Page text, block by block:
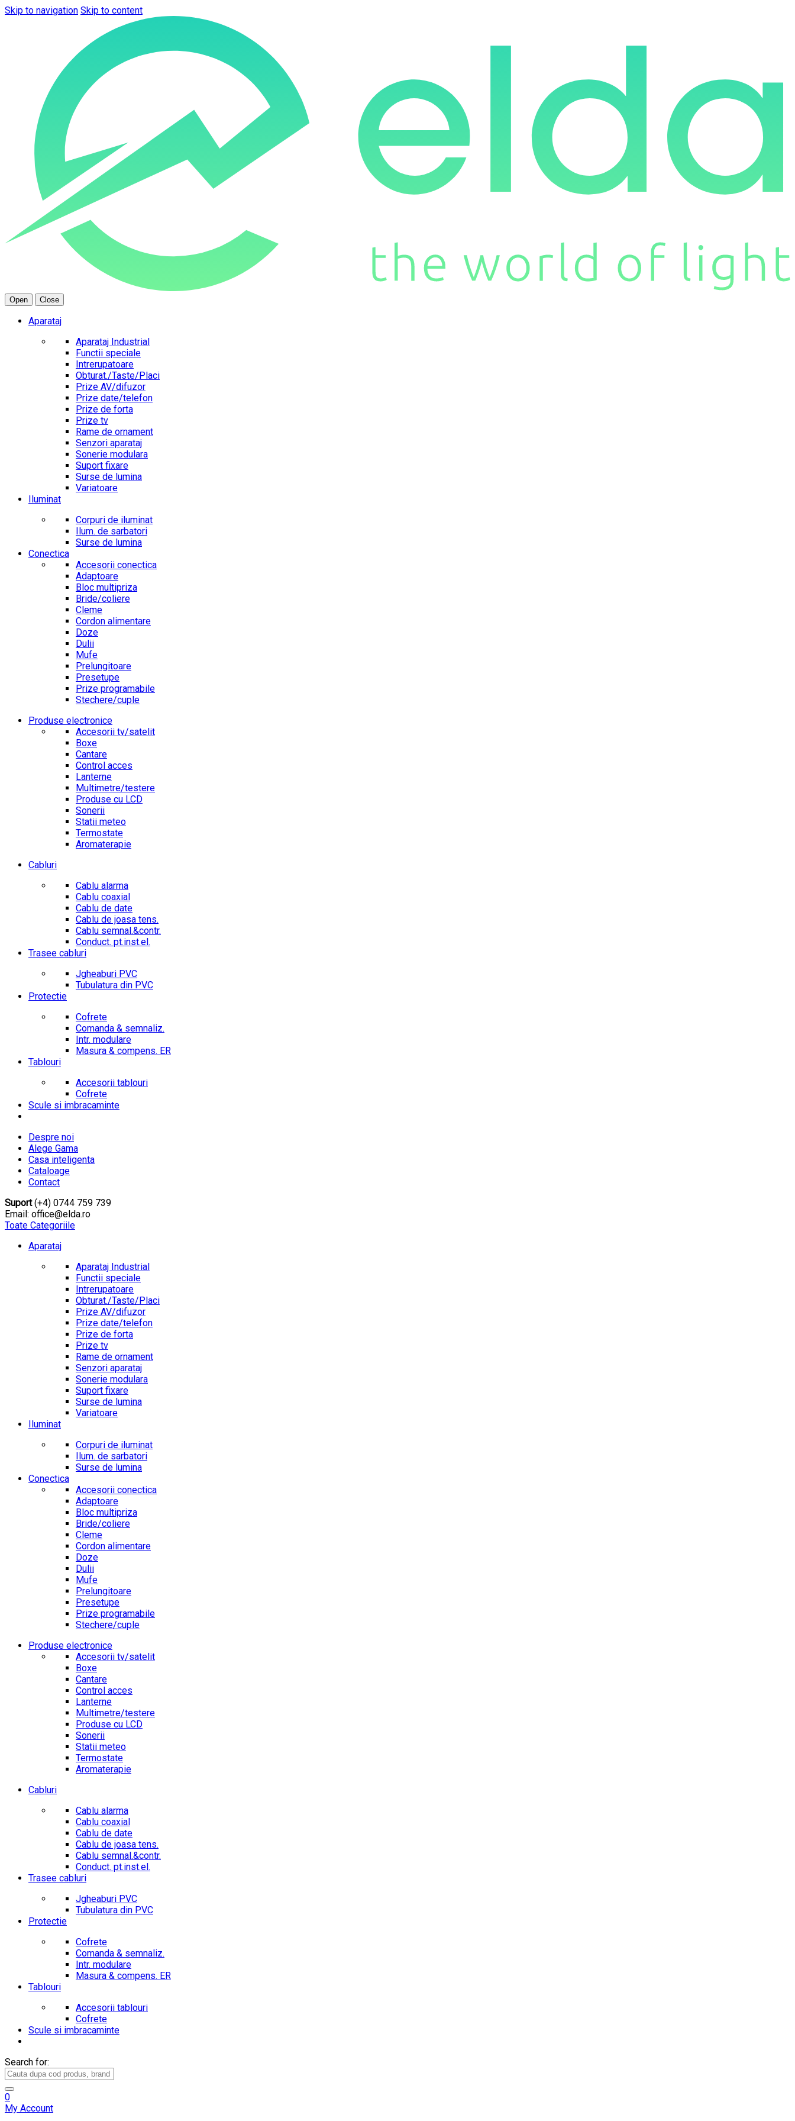
Skip to navigation Skip to content
Open Close
Aparataj
Aparataj Industrial
Functii speciale
Intrerupatoare
Obturat./Taste/Placi
Prize AV/difuzor
Prize date/telefon
Prize de forta
Prize tv
Rame de ornament
Senzori aparataj
Sonerie modulara
Suport fixare
Surse de lumina
Variatoare
Iluminat
Corpuri de iluminat
Ilum. de sarbatori
Surse de lumina
Conectica
Accesorii conectica
Adaptoare
Bloc multipriza
Bride/coliere
Cleme
Cordon alimentare
Doze
Dulii
Mufe
Prelungitoare
Presetupe
Prize programabile
Stechere/cuple
Produse electronice
Accesorii tv/satelit
Boxe
Cantare
Control acces
Lanterne
Multimetre/testere
Produse cu LCD
Sonerii
Statii meteo
Termostate
Aromaterapie
Cabluri
Cablu alarma
Cablu coaxial
Cablu de date
Cablu de joasa tens.
Cablu semnal.&contr.
Conduct. pt.inst.el.
Trasee cabluri
Jgheaburi PVC
Tubulatura din PVC
Protectie
Cofrete
Comanda & semnaliz.
Intr. modulare
Masura & compens. ER
Tablouri
Accesorii tablouri
Cofrete
Scule si imbracaminte
Despre noi
Alege Gama
Casa inteligenta
Cataloage
Contact
Suport(+4) 0744 759 739
Email: office@elda.ro
Toate Categoriile
Aparataj
Aparataj Industrial
Functii speciale
Intrerupatoare
Obturat./Taste/Placi
Prize AV/difuzor
Prize date/telefon
Prize de forta
Prize tv
Rame de ornament
Senzori aparataj
Sonerie modulara
Suport fixare
Surse de lumina
Variatoare
Iluminat
Corpuri de iluminat
Ilum. de sarbatori
Surse de lumina
Conectica
Accesorii conectica
Adaptoare
Bloc multipriza
Bride/coliere
Cleme
Cordon alimentare
Doze
Dulii
Mufe
Prelungitoare
Presetupe
Prize programabile
Stechere/cuple
Produse electronice
Accesorii tv/satelit
Boxe
Cantare
Control acces
Lanterne
Multimetre/testere
Produse cu LCD
Sonerii
Statii meteo
Termostate
Aromaterapie
Cabluri
Cablu alarma
Cablu coaxial
Cablu de date
Cablu de joasa tens.
Cablu semnal.&contr.
Conduct. pt.inst.el.
Trasee cabluri
Jgheaburi PVC
Tubulatura din PVC
Protectie
Cofrete
Comanda & semnaliz.
Intr. modulare
Masura & compens. ER
Tablouri
Accesorii tablouri
Cofrete
Scule si imbracaminte
Search for:
0
My Account